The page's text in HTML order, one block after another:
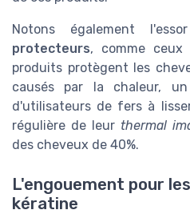
Notons également
protecteurs, comme ceux
produits protègent les
causés par la chaleur,
d'utilisateurs de fers à
régulière de leur thermal
des cheveux de 40%.
L'engouement pour
kératine